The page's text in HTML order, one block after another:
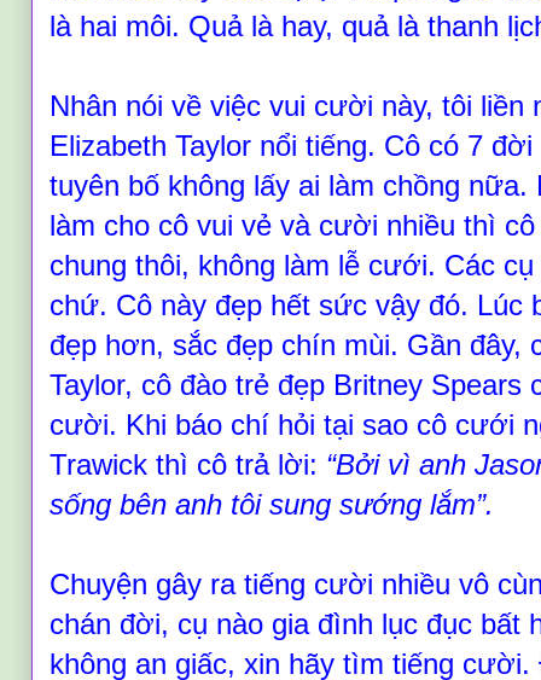
là hai môi. Quả là hay, quả là thanh
Nhân nói về việc vui cười này, tôi liền
Elizabeth Taylor nổi tiếng. Cô có 7
tuyên bố không lấy ai làm chồng
làm cho cô vui vẻ và cười nhiều thì
chung thôi, không làm lễ cưới. Các
chứ. Cô này đẹp hết sức vậy đó. Lúc
đẹp hơn, sắc đẹp chín mùi. Gần đây,
Taylor, cô đào trẻ đẹp Britney Spears
cười. Khi báo chí hỏi tại sao cô cưới
Trawick thì cô trả lời: “Bởi vì anh
sống bên anh tôi sung sướng lắm”.
Chuyện gây ra tiếng cười nhiều vô
chán đời, cụ nào gia đình lục đục bất
không an giấc, xin hãy tìm tiếng